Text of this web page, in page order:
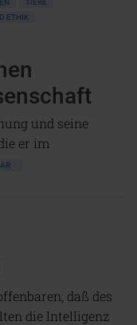
TIERE
ETHIK
und seine
er im
daß des
die Intelligenz